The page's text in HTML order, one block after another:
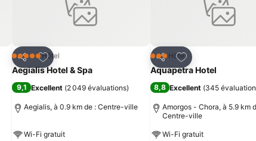
Partager
Ajouter à mes favoris
5 Étoiles Hôtel
Aegialis Hotel & Spa
9,1 Excellent (2 049 évaluations)
Aegialis, à 0.9 km de : Centre-ville
Wi-Fi gratuit
Partager
Ajouter à mes
3 ÉtoilesHôtel
Aquapetra Hotel
8,8 Excellent (345
Amorgos - Chora, à 5.9 km
Centre-ville
Wi-Fi gratuit